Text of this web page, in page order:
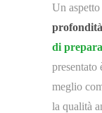
Un
di
presentato
meglio
la qualità